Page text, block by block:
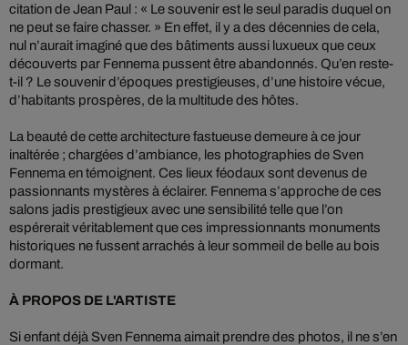
citation de Jean Paul : « Le souvenir est le seul paradis duquel on
ne peut se faire chasser. » En effet, il y a des décennies de cela,
nul n’aurait imaginé que des bâtiments aussi luxueux que ceux
découverts par Fennema pussent être abandonnés. Qu’en reste-
t-il ? Le souvenir d’époques prestigieuses, d’une histoire vécue,
d’habitants prospères, de la multitude des hôtes.
La beauté de cette architecture fastueuse demeure à ce jour
inaltérée ; chargées d’ambiance, les photographies de Sven
Fennema en témoignent. Ces lieux féodaux sont devenus de
passionnants mystères à éclairer. Fennema s’approche de ces
salons jadis prestigieux avec une sensibilité telle que l’on
espérerait véritablement que ces impressionnants monuments
historiques ne fussent arrachés à leur sommeil de belle au bois
dormant.
À PROPOS DE L'ARTISTE
Si enfant déjà Sven Fennema aimait prendre des photos, il ne s’en